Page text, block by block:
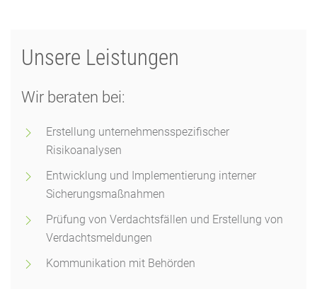
Unsere Leistungen
Wir beraten bei:
Erstellung unternehmensspezifischer
Risikoanalysen
Entwicklung und Implementierung interner
Sicherungsmaßnahmen
Prüfung von Verdachtsfällen und Erstellung von
Verdachtsmeldungen
Kommunikation mit Behörden